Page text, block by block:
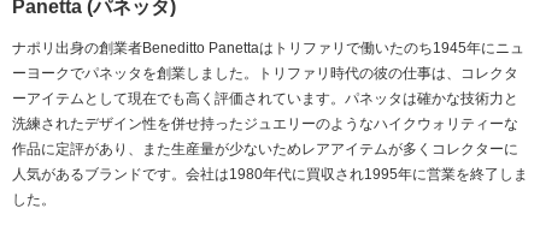
Panetta (パネッタ)
ナポリ出身の創業者Beneditto Panettaはトリファリで働いたのち1945年にニュ
ーヨークでパネッタを創業しました。トリファリ時代の彼の仕事は、コレクタ
ーアイテムとして現在でも高く評価されています。パネッタは確かな技術力と
洗練されたデザイン性を併せ持ったジュエリーのようなハイクウォリティーな
作品に定評があり、また生産量が少ないためレアアイテムが多くコレクターに
人気があるブランドです。会社は1980年代に買収され1995年に営業を終了しま
した。